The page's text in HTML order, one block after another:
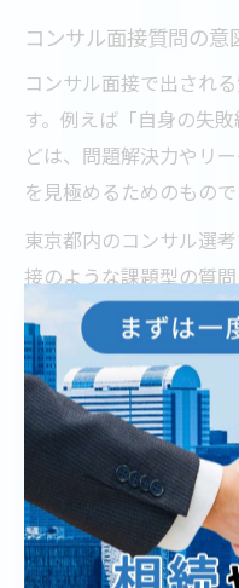
コンサル面接質問の意
コンサル面接で出され
す。例えば「自身の失
どは、問題解決力やリ
を見極めるためのもので
東京都内のコンサル選
接のような課題型の質
く、根拠を持って論理
す。質問の背景や企業が
のような意図で聞かれ
しょう。
実際の面接では、質問
直に確認することも大切
答を防ぎ、面接官とのコ
進めることができます。